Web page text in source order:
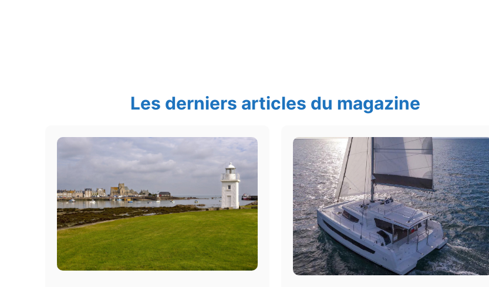
Les derniers articles du magazine